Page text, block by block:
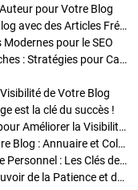
pour Votre Blog
Stratégies de Publication : Boostez Votre Blog avec des Articles Fréquents et Exclusifs
pour le SEO
Enrichir Vos Articles avec des Contenus Riches : Stratégies pour Captiver et Optimiser
de Votre Blog
est la clé du succès !
Optimisation SEO des Articles : Stratégies pour Améliorer la Visibilité de Votre Blog
Stratégies pour améliorer la visibilité de votre Blog : Annuaire et Collaborations
Pourquoi Investir dans un Nom de Domaine Personnel : Les Clés de la Réussite de Votre Blog
Comment Faire Émerger Votre Blog : Le Pouvoir de la Patience et de la Persévérance